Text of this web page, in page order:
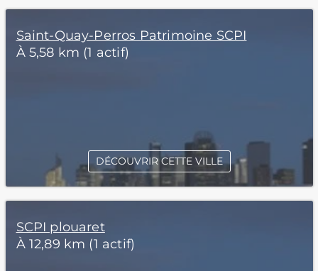
Saint-Quay-Perros Patrimoine SCPI
À 5,58 km (1 actif)
DÉCOUVRIR CETTE VILLE
SCPI plouaret
À 12,89 km (1 actif)